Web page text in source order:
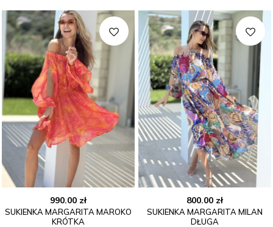
990.00 zł
SUKIENKA MARGARITA MAROKO
KRÓTKA
800.00 zł
SUKIENKA MARGARITA MILAN
DŁUGA